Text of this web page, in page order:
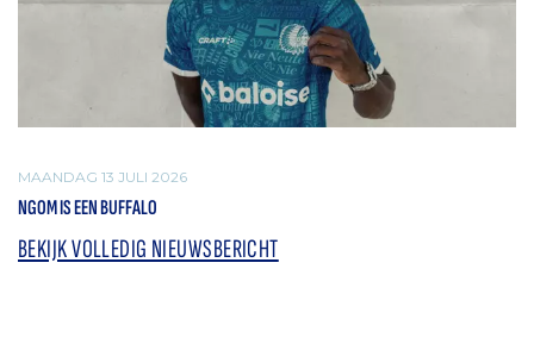
MAANDAG 13 JULI 2026
NGOM IS EEN BUFFALO
BEKIJK VOLLEDIG NIEUWSBERICHT